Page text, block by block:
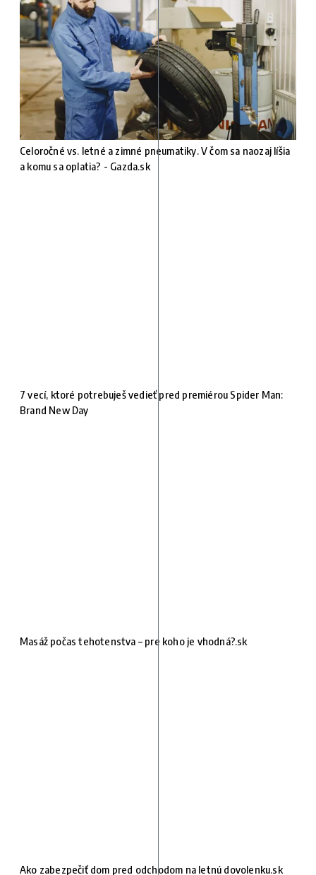
Celoročné vs. letné a zimné pneumatiky. V čom sa naozaj líšia
a komu sa oplatia? - Gazda.sk
7 vecí, ktoré potrebuješ vedieť pred premiérou Spider Man:
Brand New Day
Masáž počas tehotenstva – pre koho je vhodná?.sk
Ako zabezpečiť dom pred odchodom na letnú dovolenku.sk